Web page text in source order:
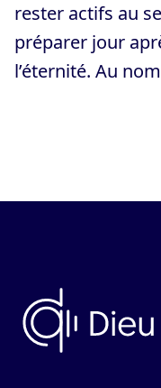
rester actifs au
préparer jour
l’éternité. Au